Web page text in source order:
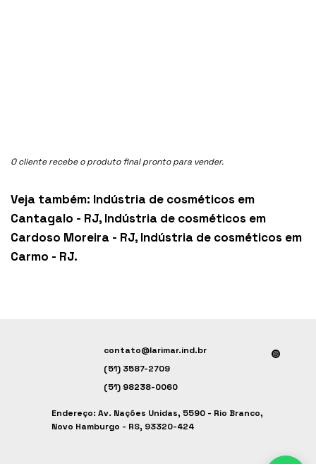
O cliente recebe o produto final pronto para vender.
Veja também: Indústria de cosméticos em
Cantagalo - RJ, Indústria de cosméticos em
Cardoso Moreira - RJ, Indústria de cosméticos em
Carmo - RJ.
contato@larimar.ind.br
(51) 3587-2709
(51) 98238-0060
Endereço: Av. Nações Unidas, 5590 - Rio Branco,
Novo Hamburgo - RS, 93320-424